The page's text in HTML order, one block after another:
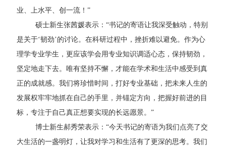
业、上水平、创一流！”
硕士新生张茜媛表示：“书记的寄语让我深受触动，特别
是关于‘韧劲’的讨论。在科研过程中，挫折难以避免。作为心
理学专业学生，更应该学会用专业知识调适心态，保持韧劲，
坚定地走下去。唯有坚持不懈，才能在学术和生活中感受到真
正的成就感。我们将珍惜时间，打好专业基础，把未来人生的
发展权牢牢地抓在自己的手里，并锚定方向，把握好前进的目
标，专注于自己真正想要实现的长远愿景。”
博士新生郝秀荣表示：“今天书记的寄语为我们点亮了交
大生活的一盏明灯，让我对学习和生活有了更深的思考。我们